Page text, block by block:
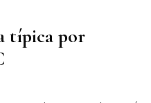
típica por